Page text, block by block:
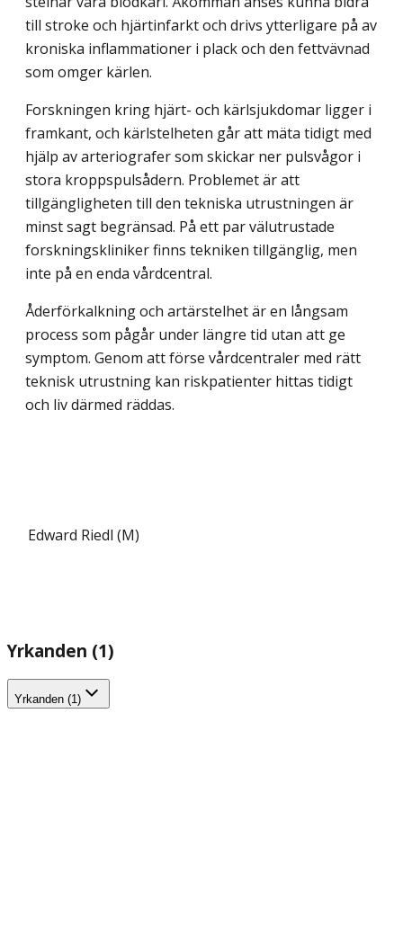
till stroke och hjärtinfarkt och drivs ytterligare på av
kroniska inflammationer i plack och den fettvävnad
som omger kärlen.
Forskningen kring hjärt- och kärlsjukdomar ligger i
framkant, och kärlstelheten går att mäta tidigt med
hjälp av arteriografer som skickar ner pulsvågor i
stora kroppspuls­ådern. Problemet är att
tillgängligheten till den tekniska utrustningen är
minst sagt begränsad. På ett par välutrustade
forskningskliniker finns tekniken tillgänglig, men
inte på en enda vårdcentral.
Åderförkalkning och artärstelhet är en långsam
process som pågår under längre tid utan att ge
symptom. Genom att förse vårdcentraler med rätt
teknisk utrustning kan riskpatienter hittas tidigt
och liv därmed räddas.
Edward Riedl (M)
Yrkanden (1)
Yrkanden (1)